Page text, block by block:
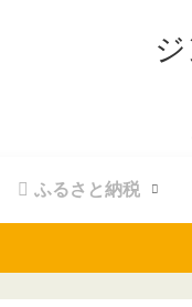
ふるさと納税